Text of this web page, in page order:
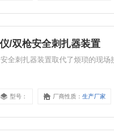
/双枪安全刺扎器装置
全刺扎器装置取代了烦琐的现场
型号： 厂商性质：生产厂家